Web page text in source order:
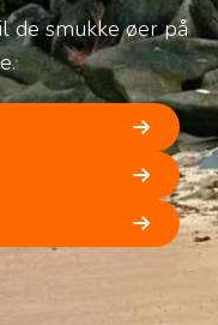
de smukke øer på